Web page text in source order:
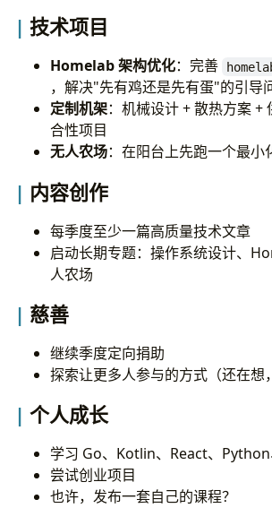
技术项目
Homelab 架构优化：完善
，解决"先有鸡还是先有蛋"的引导
定制机架：机械设计 + 散热方案 +
合性项目
无人农场：在阳台上先跑一个最小
内容创作
每季度至少一篇高质量技术文章
启动长期专题：操作系统设计、
人农场
慈善
继续季度定向捐助
探索让更多人参与的方式（还在想
个人成长
学习 Go、Kotlin、React、
尝试创业项目
也许，发布一套自己的课程？